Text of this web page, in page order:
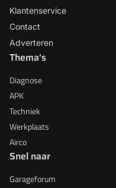
Klantenservice
Contact
Adverteren
Thema's
Diagnose
APK
Techniek
Werkplaats
Airco
Snel naar
Garageforum